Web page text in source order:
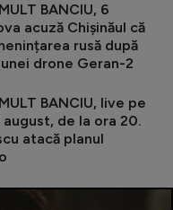
BANCIU, 6
acuză Chișinăul că
rusă după
drone Geran-2
BANCIU, live pe
august, de la ora 20.
atacă planul